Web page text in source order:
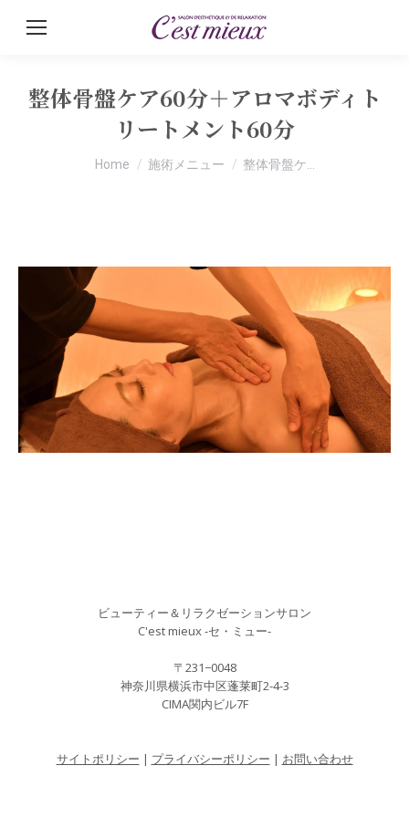
整体骨盤ケア60分＋アロマボディト
リートメント60分
You are here:
Home 施術メニュー 整体骨盤ケ…
ビューティー＆リラクゼーションサロン
C'est mieux -セ・ミュー-
〒231−0048
神奈川県横浜市中区蓬莱町2-4-3
CIMA関内ビル7F
サイトポリシー | プライバシーポリシー | お問い合わせ